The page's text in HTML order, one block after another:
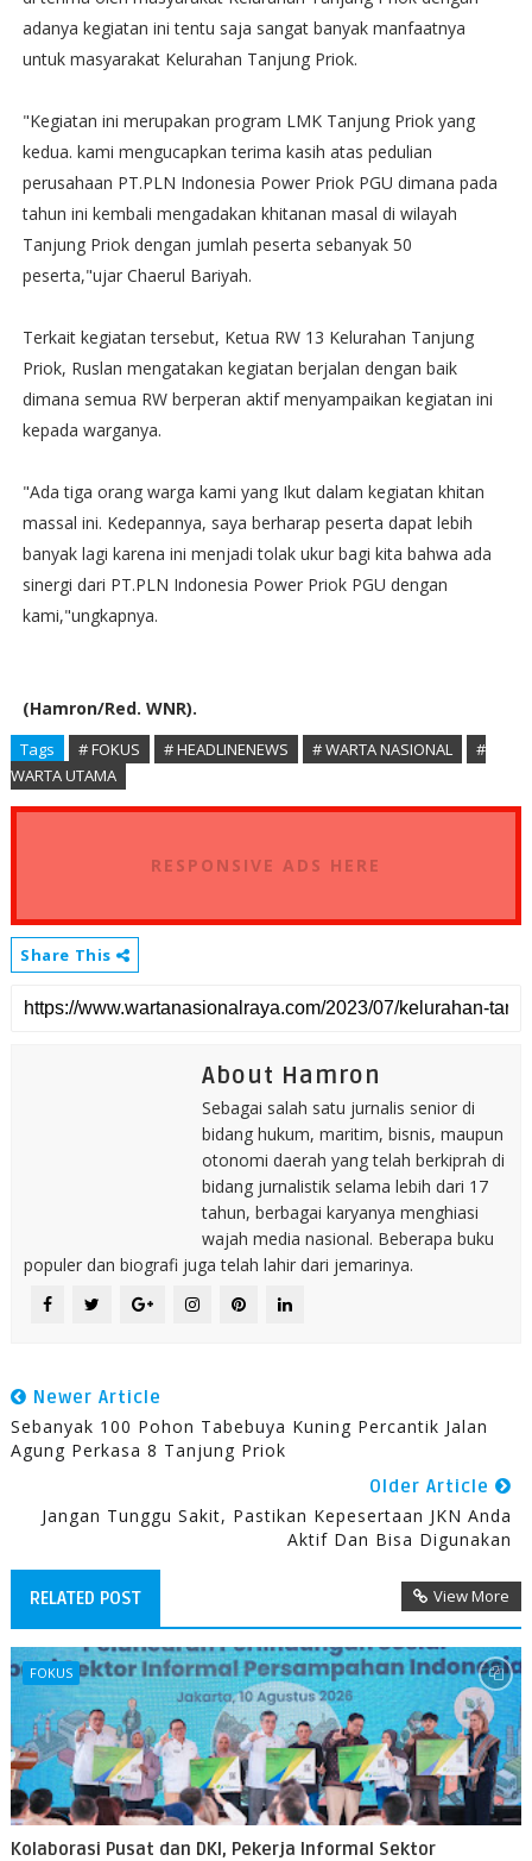
adanya kegiatan ini tentu saja sangat banyak manfaatnya
untuk masyarakat Kelurahan Tanjung Priok.
"Kegiatan ini merupakan program LMK Tanjung Priok yang
kedua. kami mengucapkan terima kasih atas pedulian
perusahaan PT.PLN Indonesia Power Priok PGU dimana pada
tahun ini kembali mengadakan khitanan masal di wilayah
Tanjung Priok dengan jumlah peserta sebanyak 50
peserta,"ujar Chaerul Bariyah.
Terkait kegiatan tersebut, Ketua RW 13 Kelurahan Tanjung
Priok, Ruslan mengatakan kegiatan berjalan dengan baik
dimana semua RW berperan aktif menyampaikan kegiatan ini
kepada warganya.
"Ada tiga orang warga kami yang Ikut dalam kegiatan khitan
massal ini. Kedepannya, saya berharap peserta dapat lebih
banyak lagi karena ini menjadi tolak ukur bagi kita bahwa ada
sinergi dari PT.PLN Indonesia Power Priok PGU dengan
kami,"ungkapnya.
(Hamron/Red. WNR).
Tags # FOKUS # HEADLINENEWS # WARTA NASIONAL
#
WARTA UTAMA
RESPONSIVE ADS HERE
Share This
About Hamron
Sebagai salah satu jurnalis senior di
bidang hukum, maritim, bisnis, maupun
otonomi daerah yang telah berkiprah di
bidang jurnalistik selama lebih dari 17
tahun, berbagai karyanya menghiasi
wajah media nasional. Beberapa buku
populer dan biografi juga telah lahir dari jemarinya.
Newer Article
Sebanyak 100 Pohon Tabebuya Kuning Percantik Jalan
Agung Perkasa 8 Tanjung Priok
Older Article
Jangan Tunggu Sakit, Pastikan Kepesertaan JKN Anda
Aktif Dan Bisa Digunakan
RELATED POST View More
FOKUS
Kolaborasi Pusat dan DKI, Pekerja Informal Sektor